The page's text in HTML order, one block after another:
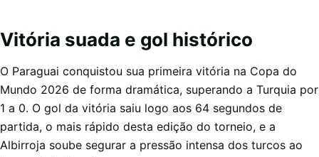
Vitória suada e gol histórico
O Paraguai conquistou sua primeira vitória na Copa do
Mundo 2026 de forma dramática, superando a Turquia por
1 a 0. O gol da vitória saiu logo aos 64 segundos de
partida, o mais rápido desta edição do torneio, e a
Albirroja soube segurar a pressão intensa dos turcos ao